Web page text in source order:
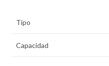
Tipo
Capacidad